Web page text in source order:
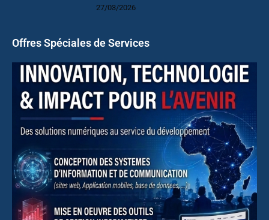
27/03/2026
Offres Spéciales de Services